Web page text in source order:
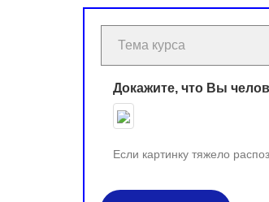
Докажите, что Вы
Если картинку тяжело